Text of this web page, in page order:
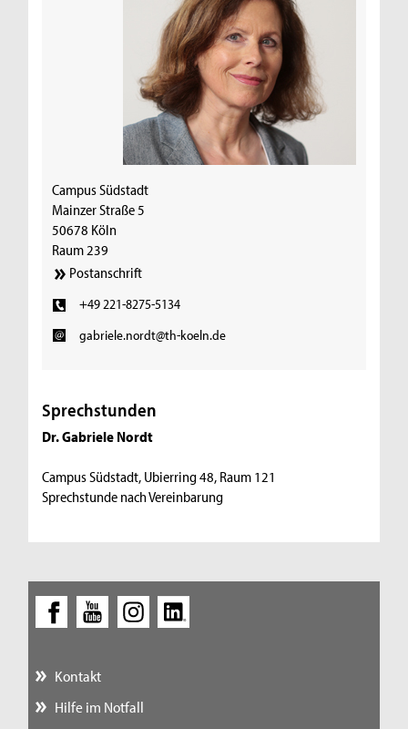
Campus Südstadt
Mainzer Straße 5
50678 Köln
Raum 239
Postanschrift
+49 221-8275-5134
gabriele.nordt@th-koeln.de
Sprechstunden
Dr. Gabriele Nordt
Campus Südstadt, Ubierring 48, Raum 121
Sprechstunde nach Vereinbarung
Kontakt
Hilfe im Notfall